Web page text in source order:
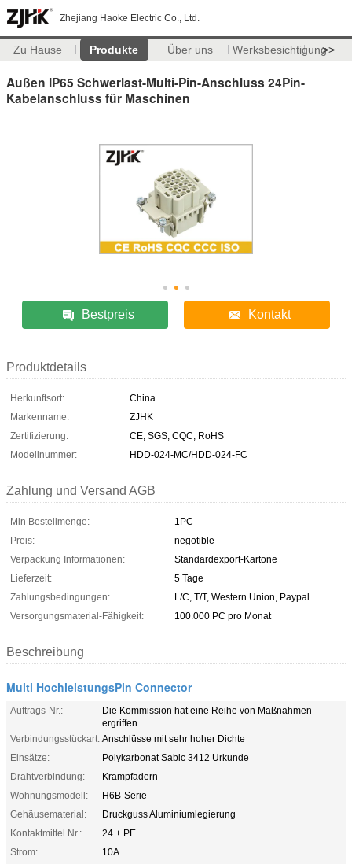
Zhejiang Haoke Electric Co., Ltd.
Zu Hause Produkte Über uns Werksbesichtigung>>
Außen IP65 Schwerlast-Multi-Pin-Anschluss 24Pin-
Kabelanschluss für Maschinen
Bestpreis Kontakt
Produktdetails
Herkunftsort:
China
Markenname:
ZJHK
Zertifizierung:
CE, SGS, CQC, RoHS
Modellnummer:
HDD-024-MC/HDD-024-FC
Zahlung und Versand AGB
Min Bestellmenge:
1PC
Preis:
negotible
Verpackung Informationen:
Standardexport-Kartone
Lieferzeit:
5 Tage
Zahlungsbedingungen:
L/C, T/T, Western Union, Paypal
Versorgungsmaterial-Fähigkeit:
100.000 PC pro Monat
Beschreibung
Multi HochleistungsPin Connector
Auftrags-Nr.:
Die Kommission hat eine Reihe von Maßnahmen
ergriffen.
Verbindungsstückart::Anschlüsse mit sehr hoher Dichte
Einsätze:
Polykarbonat Sabic 3412 Urkunde
Drahtverbindung:
Krampfadern
Wohnungsmodell:
H6B-Serie
Gehäusematerial:
Druckguss Aluminiumlegierung
Kontaktmittel Nr.:
24 + PE
Strom:
10A